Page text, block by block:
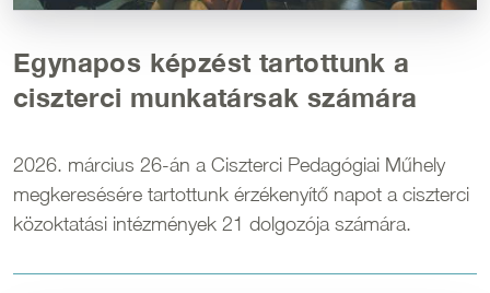
Egynapos képzést tartottunk a
ciszterci munkatársak számára
2026. március 26-án a Ciszterci Pedagógiai Műhely
megkeresésére tartottunk érzékenyítő napot a ciszterci
közoktatási intézmények 21 dolgozója számára.